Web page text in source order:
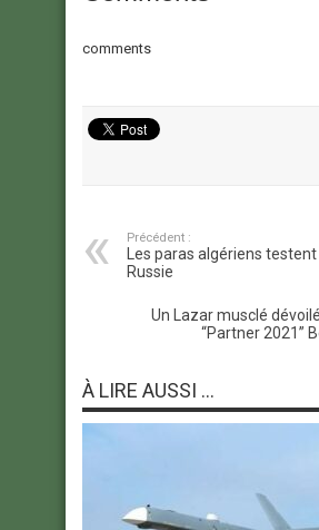
comments
Précédent :
Les paras algériens testent
Russie
Un Lazar musclé
“Partner 2021”
À LIRE AUSSI ...